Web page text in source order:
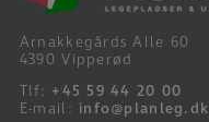
Arnakkegårds Alle 60
4390 Vipperød
Tlf: +45 59 44 20 00
E-mail: info@planleg.dk